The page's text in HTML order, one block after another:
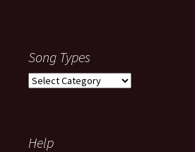
Song Types
Song
Help